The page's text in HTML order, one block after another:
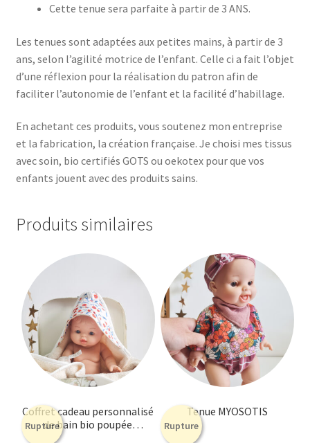
Cette tenue sera parfaite à partir de 3 ANS.
Les tenues sont adaptées aux petites mains, à partir de 3
ans, selon l’agilité motrice de l’enfant. Celle ci a fait l’objet
d’une réflexion pour la réalisation du patron afin de
faciliter l’autonomie de l’enfant et la facilité d’habillage.
En achetant ces produits, vous soutenez mon entreprise
et la fabrication, la création française. Je choisi mes tissus
avec soin, bio certifiés GOTS ou oekotex pour que vos
enfants jouent avec des produits sains.
Produits similaires
Rupture
Coffret cadeau personnalisé
de bain bio poupée
Rupture
Tenue MYOSOTIS